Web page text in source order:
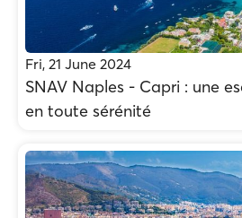
Fri, 21 June 2024
SNAV Naples - Capri : une
en toute sérénité